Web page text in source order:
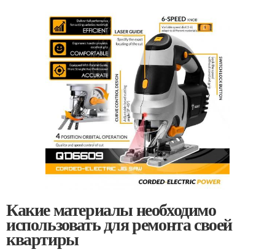
Какие материалы необходимо
использовать для ремонта своей
квартиры